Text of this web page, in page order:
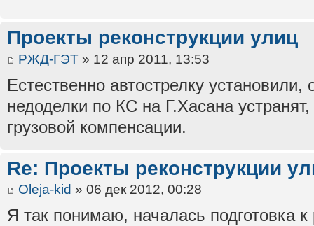
Проекты реконструкции улиц
РЖД-ГЭТ » 12 апр 2011, 13:53
Естественно автострелку
недоделки по КС на Г.Хасана
грузовой компенсации.
Re: Проекты реконструкции
Oleja-kid » 06 дек 2012, 00:28
Я так понимаю, началась подготовка к